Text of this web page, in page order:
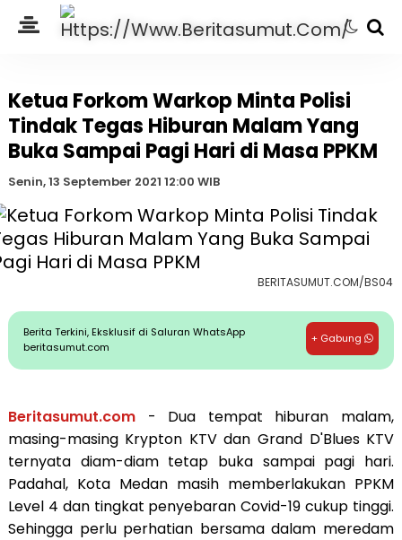
Ketua Forkom Warkop Minta Polisi
Tindak Tegas Hiburan Malam Yang
Buka Sampai Pagi Hari di Masa PPKM
Senin, 13 September 2021 12:00 WIB
BERITASUMUT.COM/BS04
Berita Terkini, Eksklusif di Saluran WhatsApp
beritasumut.com
+ Gabung
Beritasumut.com- Dua tempat hiburan malam,
masing-masing Krypton KTV dan Grand D'Blues KTV
ternyata diam-diam tetap buka sampai pagi hari.
Padahal, Kota Medan masih memberlakukan PPKM
Level 4 dan tingkat penyebaran Covid-19 cukup tinggi.
Sehingga perlu perhatian bersama dalam meredam